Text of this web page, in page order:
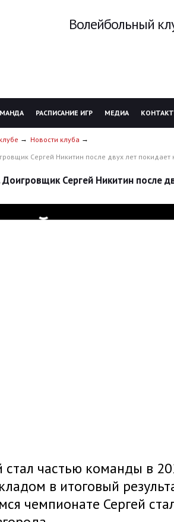
Волейбольный
РАСПИСАНИЕ ИГР МЕДИА
Новости клуба
Сергей Никитин после двух лет покидает
Доигровщик Сергей Никитин после
частью команды в
в итоговый
чемпионате Сергей